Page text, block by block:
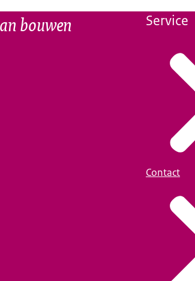
bouwen Service
Contact